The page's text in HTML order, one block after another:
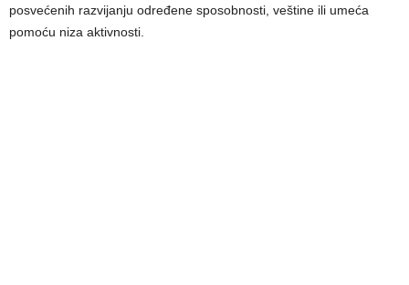
posvećenih razvijanju određene sposobnosti, veštine ili umeća
pomoću niza aktivnosti.